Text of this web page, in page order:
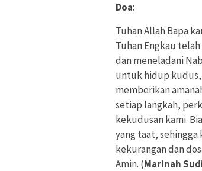
Doa:
Tuhan Allah Bapa
Tuhan Engkau
dan meneladani
untuk hidup kudus,
memberikan
setiap langkah,
kekudusan kami.
yang taat, sehingga
kekurangan dan
Amin. (Marinah